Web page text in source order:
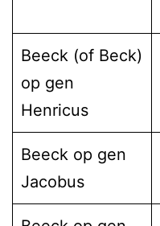
Beeck (of Beck)
op gen
Henricus
Beeck op gen
Jacobus